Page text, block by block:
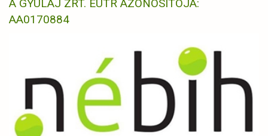
A GYULAJ ZRT. EUTR AZONOSÍTÓJA:
AA0170884